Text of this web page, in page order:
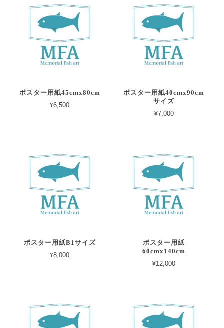
ポスター用紙45cmx80cm
¥6,500
ポスター用紙40cmx90cm
サイズ
¥7,000
ポスター用紙B1サイズ
¥8,000
ポスター用紙
60cmx140cm
¥12,000